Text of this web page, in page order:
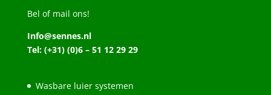
Bel of mail ons!
Info@sennes.nl
Tel: (+31) (0)6 – 51 12 29 29
Wasbare luier systemen